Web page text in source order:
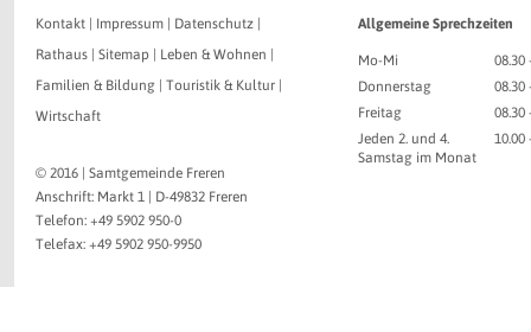
Kontakt Impressum Datenschutz
Rathaus
Sitemap Leben & Wohnen
Familien & Bildung
Touristik & Kultur
Wirtschaft
© 2016 | Samtgemeinde Freren
Anschrift: Markt 1 | D-49832 Freren
Telefon: +49 5902 950-0
Telefax: +49 5902 950-9950
Allgemeine Sprechzeiten
Mo-Mi
08.30
Donnerstag
08.30
Freitag
08.30
Jeden 2. und 4.
Samstag im Monat